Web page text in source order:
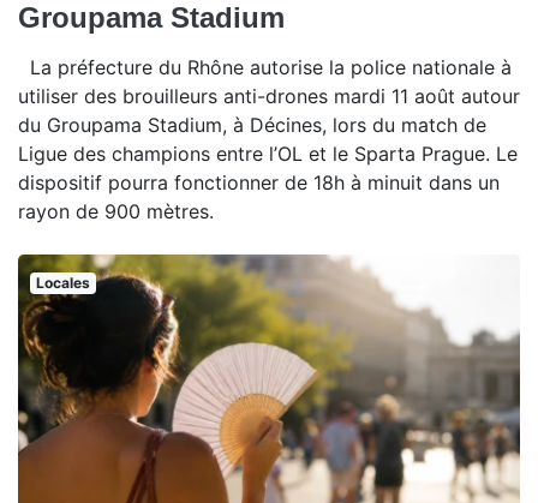
Groupama Stadium
La préfecture du Rhône autorise la police nationale à
utiliser des brouilleurs anti-drones mardi 11 août autour
du Groupama Stadium, à Décines, lors du match de
Ligue des champions entre l’OL et le Sparta Prague. Le
dispositif pourra fonctionner de 18h à minuit dans un
rayon de 900 mètres.
Locales